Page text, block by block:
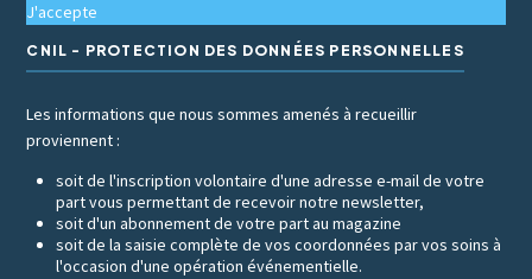
J'accepte
CNIL - PROTECTION DES DONNÉES PERSONNELLES
Les informations que nous sommes amenés à recueillir
proviennent :
soit de l'inscription volontaire d'une adresse e-mail de votre
part vous permettant de recevoir notre newsletter,
soit d'un abonnement de votre part au magazine
soit de la saisie complète de vos coordonnées par vos soins à
l'occasion d'une opération événementielle.